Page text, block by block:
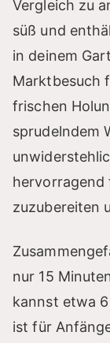
Vergleich zu
süß und
in deinem
Marktbesuch
frischen
sprudelndem
hervorragend
zuzubereiten
nur 15
kannst etwa
ist für